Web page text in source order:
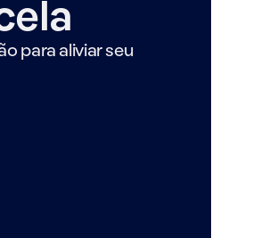
para aliviar seu